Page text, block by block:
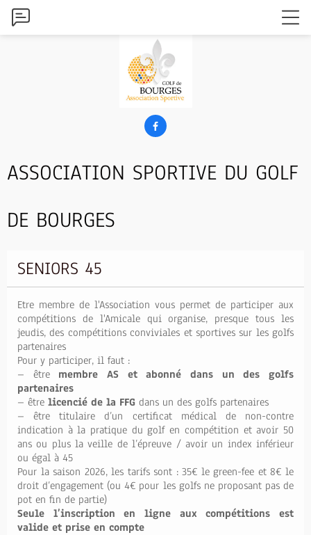

ASSOCIATION SPORTIVE DU GOLF
DE BOURGES
SENIORS 45
Etre membre de l'Association vous permet de participer aux
compétitions de l'Amicale qui organise, presque tous les
jeudis, des compétitions conviviales et sportives sur les golfs
partenaires
Pour y participer, il faut :
– être membre AS et abonné dans un des golfs
partenaires
– être licencié de la FFG dans un des golfs partenaires
– être titulaire d’un certificat médical de non-contre
indication à la pratique du golf en compétition et avoir 50
ans ou plus la veille de l’épreuve / avoir un index inférieur
ou égal à 45
Pour la saison 2026, les tarifs sont : 35€ le green-fee et 8€ le
droit d’engagement (ou 4€ pour les golfs ne proposant pas de
pot en fin de partie)
Seule l’inscription en ligne aux compétitions est
valide et prise en compte